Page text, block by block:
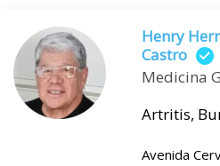
Henry
Castro
Medicina
Artritis,
Avenida